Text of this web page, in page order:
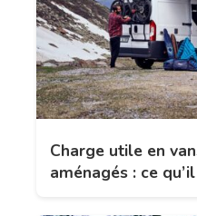
Charge utile en
aménagés : ce